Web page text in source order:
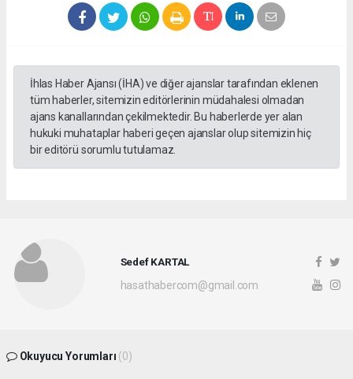
İhlas Haber Ajansı (İHA) ve diğer ajanslar tarafından eklenen
tüm haberler, sitemizin editörlerinin müdahalesi olmadan
ajans kanallarından çekilmektedir. Bu haberlerde yer alan
hukuki muhataplar haberi geçen ajanslar olup sitemizin hiç
bir editörü sorumlu tutulamaz.
Sedef KARTAL
hasathabercom@gmail.com
Okuyucu Yorumları (0)